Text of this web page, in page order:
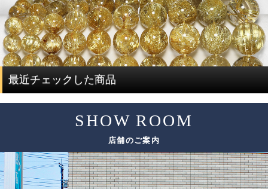
通常、この組み替え作業を行うには、同じサイズ、同じ品
質のブレスレットを複数用意する必要があり、費用がかさ
んでしまい容易なことではありません。
ですが、ルチルクォーツに特化した専門店だからこそ、一
サイズ毎に本数も揃うことで、この組み替え作業を可能と
ただし、希少性の高いルチルクォーツは、仕入れのチャン
スも限られてしまうため、替えのビーズをご用意できない
場合がございます。
その場合は、ありのままの美しさをご紹介しております。
す。
ルチルクォーツを評価する際には、ルチルと水晶で分けて
評価する必要があります。
ルチルクォーツの評価は、「ルチル」「水晶」の2つの要素
で決まります。
基準となる評価ポイント
ルチル
色味
太さ
輝き方
入り方
最近チェックした商品
SHOW ROOM
店舗のご案内